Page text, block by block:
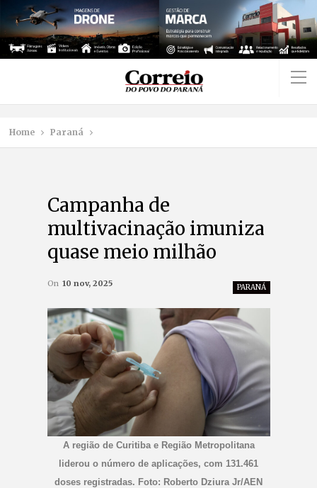
Home Paraná
Campanha de
multivacinação imuniza
quase meio milhão
PARANÁ
On 10 nov, 2025
A região de Curitiba e Região Metropolitana
liderou o número de aplicações, com 131.461
doses registradas. Foto: Roberto Dziura Jr/AEN